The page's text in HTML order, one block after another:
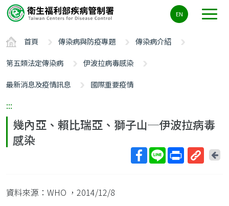
要
容
ALT+C
EN
首頁 傳染病與防疫專題
傳染病介紹
第五類法定傳染病
伊波拉病毒感染
最新消息及疫情訊息
國際重要疫情
:::
幾內亞、賴比瑞亞、獅子山─伊波拉病毒
感染
回
資料來源：WHO ，2014/12/8